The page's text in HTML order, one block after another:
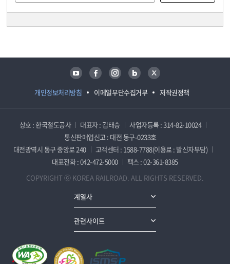
개인정보처리방침 이메일무단수집거부 저작권정책
유튜브 페이스북 인스타그램 블로그 트위터
상호 : 한국철도공사 대표자 : 김태승
사업자등록 : 314-82-10024
통신판매업신고 : 대전 동구-0233호
대전광역시 동구 중앙로 240
고객센터 : 1588-7788(이용료 : 발신자부담)
대표전화 : 042-472-5000
팩스 : 02-361-8385
COPYRIGHT ⓒ KOREA RAILROAD. ALL RIGHTS RESERVED.
계열사
관련사이트